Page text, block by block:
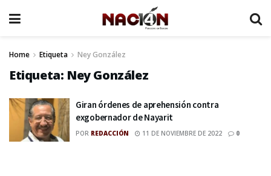
Home Etiqueta Ney González
Etiqueta: Ney González
Giran órdenes de aprehensión contra
exgobernador de Nayarit
POR REDACCIÓN 11 DE NOVIEMBRE DE 2022 0